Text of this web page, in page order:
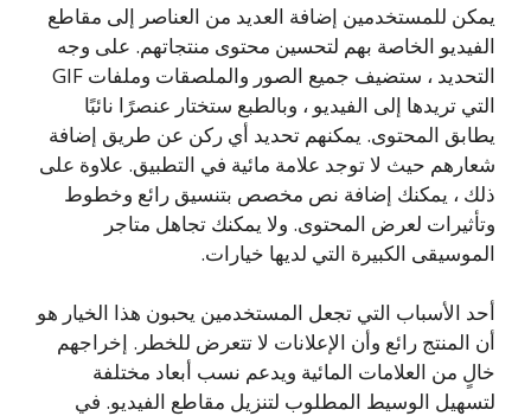
يمكن للمستخدمين إضافة العديد من العناصر إلى مقاطع
الفيديو الخاصة بهم لتحسين محتوى منتجاتهم. على وجه
التحديد ، ستضيف جميع الصور والملصقات وملفات GIF
التي تريدها إلى الفيديو ، وبالطبع ستختار عنصرًا نائبًا
يطابق المحتوى. يمكنهم تحديد أي ركن عن طريق إضافة
شعارهم حيث لا توجد علامة مائية في التطبيق. علاوة على
ذلك ، يمكنك إضافة نص مخصص بتنسيق رائع وخطوط
وتأثيرات لعرض المحتوى. ولا يمكنك تجاهل متاجر
الموسيقى الكبيرة التي لديها خيارات.
أحد الأسباب التي تجعل المستخدمين يحبون هذا الخيار هو
أن المنتج رائع وأن الإعلانات لا تتعرض للخطر. إخراجهم
خالٍ من العلامات المائية ويدعم نسب أبعاد مختلفة
لتسهيل الوسيط المطلوب لتنزيل مقاطع الفيديو. في